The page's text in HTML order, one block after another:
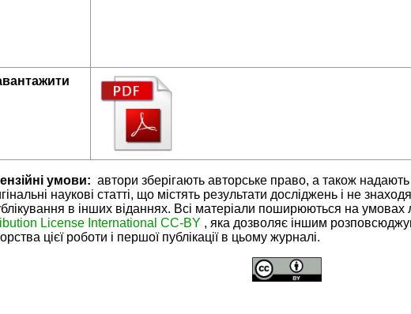
умови: автори зберігають авторське право, а також
наукові статті, що містять результати досліджень і не
в інших віданнях. Всі матеріали поширюються на умовах
License International CC-BY , яка дозволяє іншим
цієї роботи і першої публікації в цьому журналі.